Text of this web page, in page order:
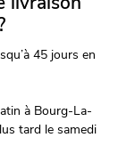
45 jours en
à Bourg-La-
tard le samedi